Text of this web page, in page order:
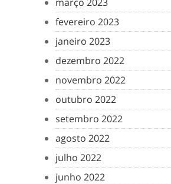
fevereiro 2023
janeiro 2023
dezembro 2022
novembro 2022
outubro 2022
setembro 2022
agosto 2022
julho 2022
junho 2022